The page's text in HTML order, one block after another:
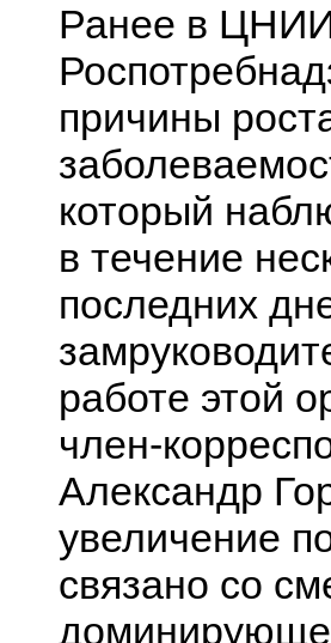
Ранее в
причины
который
в течение
последних
работе этой
член-
Александр
увеличение
связано со